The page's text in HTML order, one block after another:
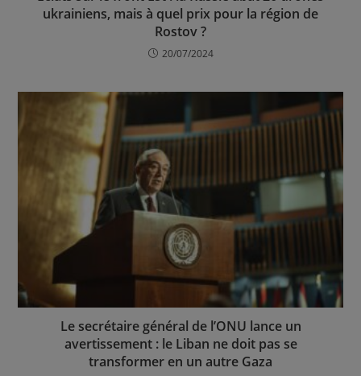
ukrainiens, mais à quel prix pour la région de
Rostov ?
20/07/2024
Le secrétaire général de l’ONU lance un
avertissement : le Liban ne doit pas se
transformer en un autre Gaza